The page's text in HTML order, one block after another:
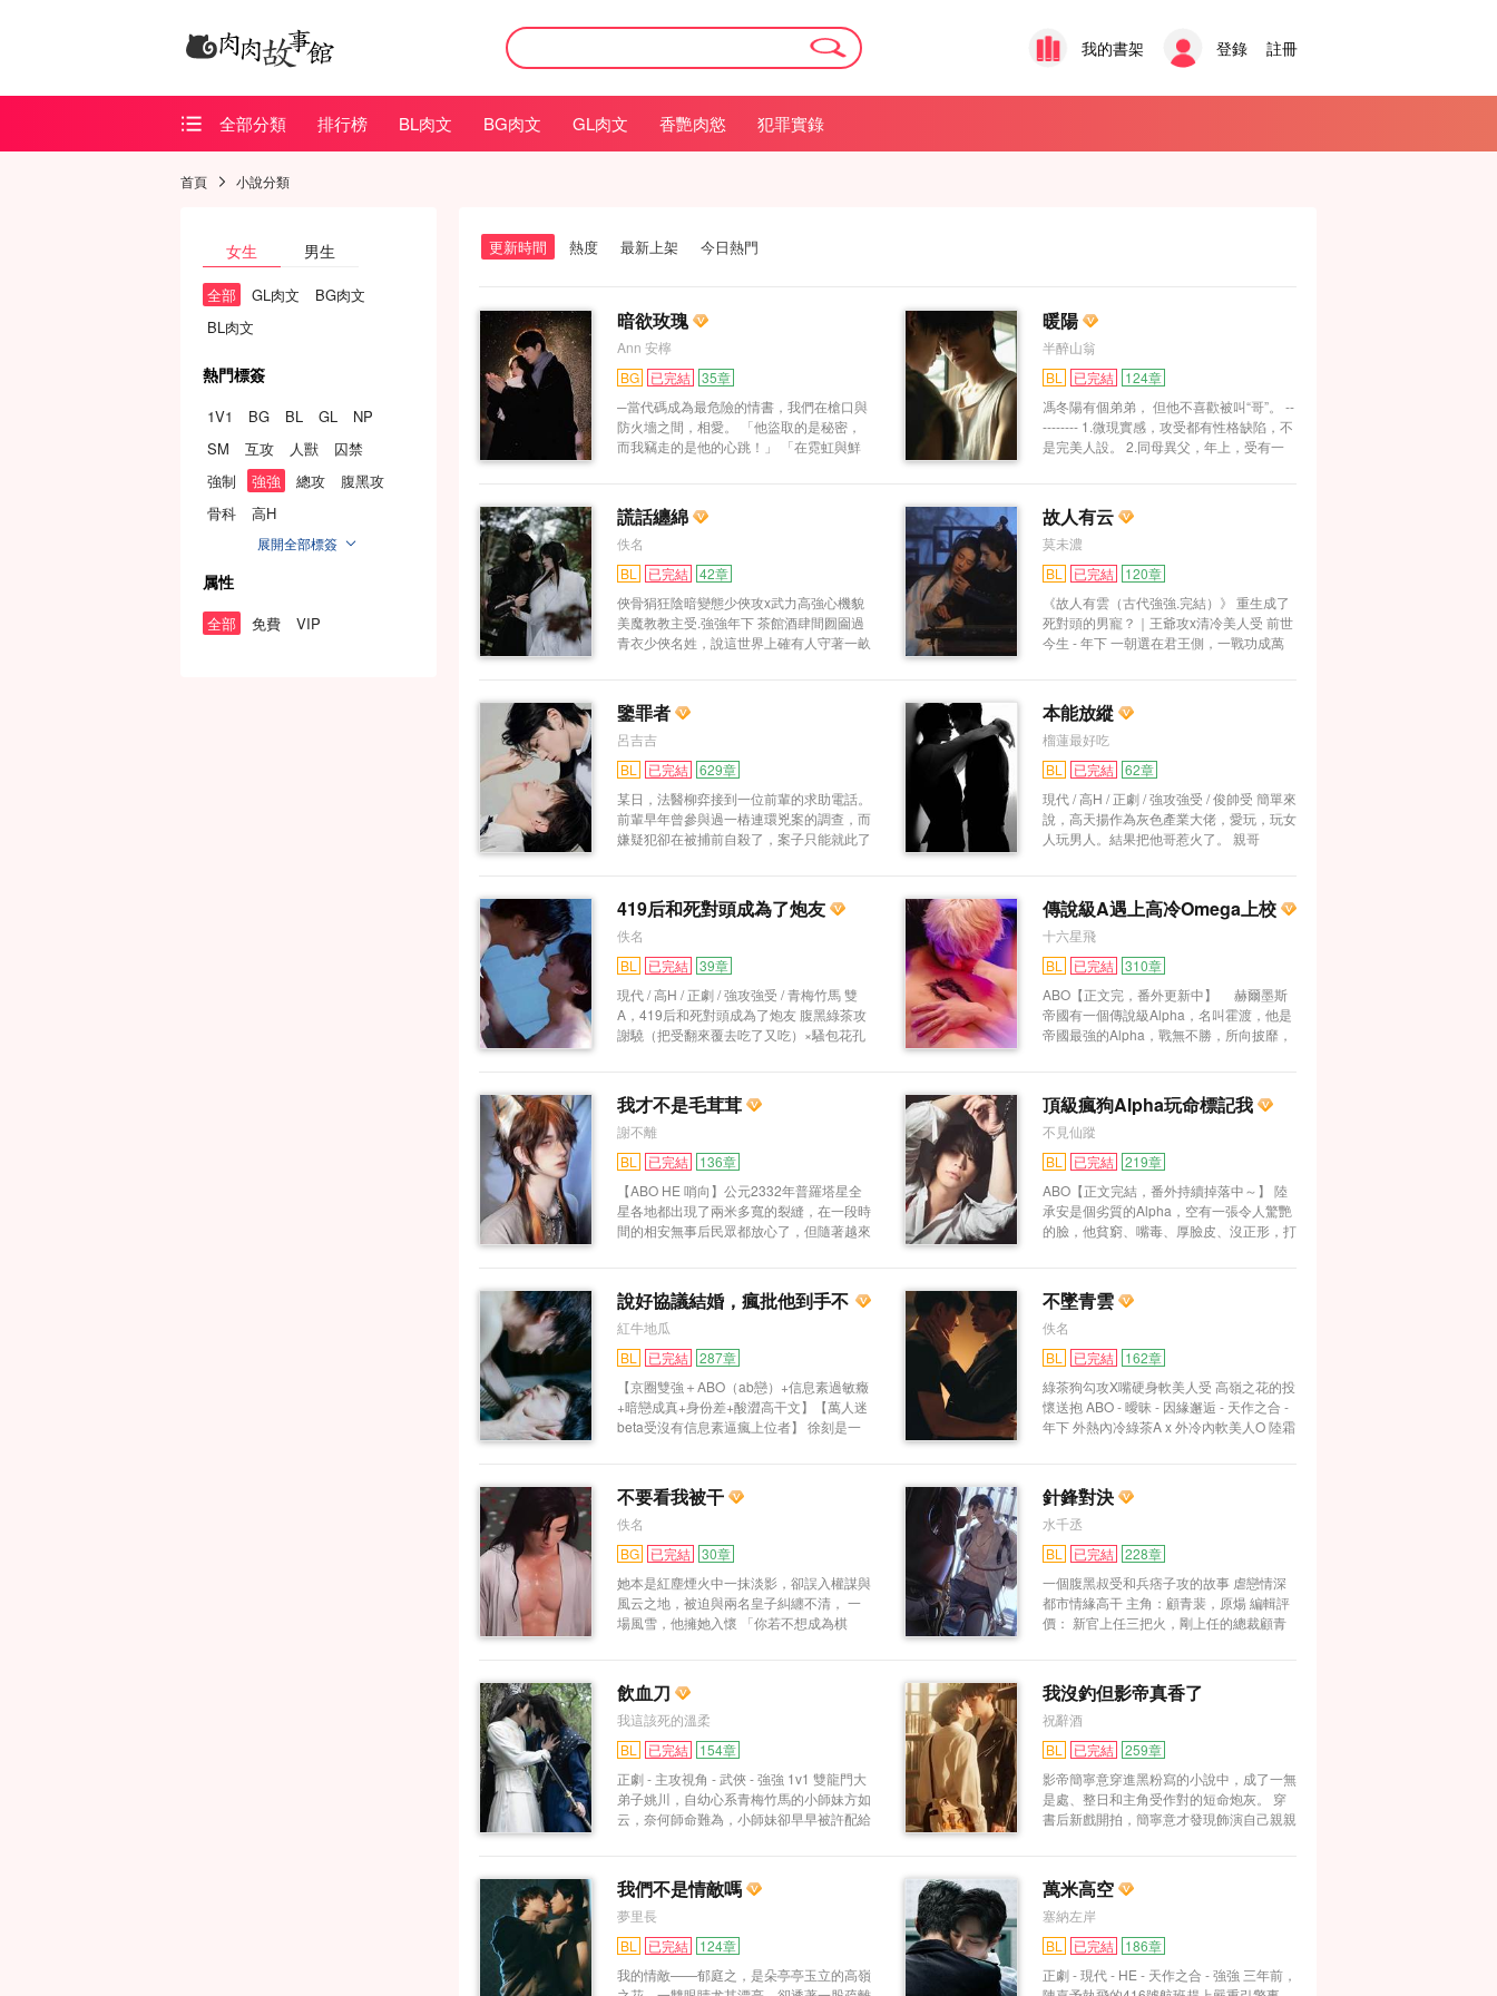
我的書架 登錄 註冊
全部分類
BL肉文
GL肉文
香艷肉慾
犯罪實錄
排行榜 BL肉文 BG肉文 GL肉文 香艷肉慾 犯罪實錄
首頁 小說分類
女生 男生
全部 GL肉文
BG肉文
BL肉文
熱門標簽
1V1 BG BL GL
NP
SM
互攻 人獸
囚禁
強制
強強 總攻
腹黑攻
骨科
高H
展開全部標簽
属性
全部 免費 VIP
更新時間 熱度 最新上架 今日熱門
暗欲玫瑰
Ann 安檸
BG
已完結 35章
─當代碼成為最危險的情書，我們在槍口與
防火墻之間，相愛。 「他盜取的是秘密，
而我竊走的是他的心跳！」 「在霓虹與鮮
他是黑道帝國最沉默的執劍者，用槍從不顫
抖，卻為一句未加密的「我愛你」繳械投
降。 當黑客邏輯遇上暴力浪漫， 當所有數
據都指向「危險」 「我們不是童話，是兩
條交錯的錯誤代碼...... 卻在崩潰的瞬間，看
見了星空！」 HBG強強
暖陽
半醉山翁
BL
已完結
124章
馮冬陽有個弟弟， 但他不喜歡被叫“哥”。 --
-------- 1.微現實感，攻受都有性格缺陷，不
是完美人設。 2.同母異父，年上，受有一
謊話纏綿
佚名
BL
已完結 42章
俠骨狷狂陰暗變態少俠攻x武力高強心機貌
美魔教教主受.強強年下 茶館酒肆間囫圇過
青衣少俠名姓，說這世界上確有人守著一畝
道，失蹤已久的魔教教主被鎖在夜裡，少俠
拉著對方在骯髒泥沼裡掙扎又縱情，把人情
善惡嚼爛，他瘋狂決絕地踏入黑夜，又在沐
浴更衣後等待天明。 血液流動的地牢為此
加冕，四野肅然，見證著這場囚禁與沉淪，
荒唐又迷幻。
故人有云
莫未濃
BL
已完結
120章
《故人有雲（古代強強.完結）》 重生成了
死對頭的男寵？｜王爺攻x清冷美人受 前世
今生 - 年下 一朝選在君王側，一戰功成萬
來年共飲梨花白。」 一朝生於帝王家，一
戰深藏功與名。 他是天樞的洛王，粵北荒
漠禦敵千裏不留名姓。 他說：「來日方
長，我可以教你怎麼喜歡我。」
————————————————————
當天啟少年丞相重生於天樞洛王府，前塵舊
夢與今世交錯。 上輩子只有一面之緣的洛
王沈君淮竟在他的忌日裡不遠萬裏而來，只
網，而這一次，他不再是一個人。 演技一
流王爺攻（沈君淮）x浴火重生清冷美人受
（唐霜凝） 閱讀說明書： 雙潔1v1（包括
受前世），劇情向，有肉（不多）
鑒罪者
呂吉吉
BL
已完結 629章
某日，法醫柳弈接到一位前輩的求助電話。
前輩早年曾參與過一樁連環兇案的調查，而
嫌疑犯卻在被捕前自殺了，案子只能就此了
年，無法參與調查，只能拜托柳弈幫忙。
然而柳弈去翻查舊案記錄的時候，卻赫然發
現鑒定報告和一批物證竟已丟失。 同時，
他也收到了前輩突遭意外而亡的噩耗。 一
周后，一個匿名包裹寄到了柳弈手上。 包
裹中竟是那份“遺失”的鑒定報告。 === 戚山
雨：“柳哥，你打算怎麼辦？” 柳弈：“既然
讓我知道了，那就查下去吧。” === 柳主任
悶騷純情刑警攻×高學歷高智商壞心眼法醫
受，不逆。
本能放縱
榴蓮最好吃
BL
已完結 62章
現代 / 高H / 正劇 / 強攻強受 / 俊帥受 簡單來
說，高天揚作為灰色產業大佬，愛玩，玩女
人玩男人。結果把他哥惹火了。 親哥
受 骨科 強強 高干 年上 沉迷開車的劇
情文。 陸吟：“你真是天生招人操。”
419后和死對頭成為了炮友
佚名
BL
已完結 39章
現代 / 高H / 正劇 / 強攻強受 / 青梅竹馬 雙
A，419后和死對頭成為了炮友 腹黑綠茶攻
謝驍（把受翻來覆去吃了又吃）×騷包花孔
衣服到處撩人，什麼都不做什麼就是玩。
一次醉酒，安洺和死對頭419。安洺倒也沒
覺得有什麼，但是死對頭卻找上門來。 安
洺：要不做炮友吧，不過你技術不太行，要
多練練。 本意是調侃，沒想到謝驍一口答
應下來。安洺被死對頭壓著做了一次又一
次。 終于有一天，玩著玩著安洺發現自己
好像對死對頭上了心。 這哪行啊，他是絕
死對頭看到安洺在會所找鴨，一氣之下謝驍
把安洺抱走將人翻來覆去的操。 這里被人
碰過了，這里也是！ 一場情事結束，安洺
身上沒一塊好肉。 第二天，安洺醒來就發
滿意嗎？我多練練，讓你的騷穴每天都灌滿
老公的精液好不好？這樣除了我誰都沒辦法
滿足你了。” 安洺：“你不要過來啊！”（一
我的金主，番外隨機掉落。
傳說級A遇上高冷Omega上校
十六星飛
BL
已完結 310章
ABO【正文完，番外更新中】 赫爾墨斯
帝國有一個傳說級Alpha，名叫霍渡，他是
帝國最強的Alpha，戰無不勝，所向披靡，
有人能駕馭。 可惜，一次意外后，他失蹤
了，他的機甲也淪為一坨廢鐵。 宴玨曾作
為志愿者去整理過霍渡遺物。那天風和日
麗，十七歲的宴玨平靜地看完了霍渡波瀾壯
闊的一生。 在那之后，宴玨知道自己愛上
了一個早就不存于世的人。 - 某天，霍渡一
睜眼，發現自己穿越到了兩百年后，自己成
了帝國傳說級Alpha，只是沒人信他是歷史
各項身體機能不輸Alpha的Omega，也是當
今赫爾墨斯帝國權利與財富的象征。 據說
宴玨的理想型是那位傳說級Alpha。 霍渡：
嗨，老婆。 他開始思考怎麼才能把這個大
異的男人笑著出現在宴玨眼前。 霍渡：宴
上校，你好，我叫霍渡。 宴玨蹙眉掃了他
一眼，眼神厭惡。 后來霍渡才知道，有人
生帥臉成缺點了。 但他不死心，而且臉皮
厚，對宴玨明撩暗撩不撒手。 - 外敵突襲，
宴玨所在的飛行器被劫持。就在生死一線之
間，那架沉睡了整整兩百年的機甲猛然覺
醒，轟鳴聲響徹蒼穹，直沖敵軍陣地。巨大
的機械臂揮舞，火力鋪天蓋地，如同當年那
樣所向披靡，敵方機甲在瞬間化為廢鐵，毫
無反抗之力。 霍渡在眾人驚訝的目光中緩
揚：“怎麼樣，你男人帥吧！” 【閱讀指南】
1、吊兒郎當顏控戰神攻X冷酷美艷高嶺之
箭頭
我才不是毛茸茸
謝不離
BL
已完結
136章
【ABO HE 哨向】公元2332年普羅塔星全
星各地都出現了兩米多寬的裂縫，在一段時
間的相安無事后民眾都放心了，但隨著越來
塔」來安置哨兵和向導。 在公元2360年，
一只只未確認生物從裂縫里爬出來，普羅塔
政府將其統稱為「變異獸」。 哨兵和向導
被「白塔」安排去處理出現的「變異獸」。
邵瑯真是服了，怎麼和他有百分之九十九匹
配度的向導只是個F級的向導？！ 開玩笑，
他邵瑯可是個S級哨兵，而且是「BML-白
塔」的最年輕首席哨兵，那個叫沈言宙的低
做完還摸著邵瑯的精神體，那只北美灰狼
說，“毛茸茸的，好可愛。” 是在單純說邵瑯
的精神體麼…… 邵瑯炸毛了。 什麼毛茸
茸，他才不是毛茸茸。 眼高于頂傲慢自大
貍精攻
頂級瘋狗Alpha玩命標記我
不見仙蹤
BL
已完結 219章
ABO【正文完結，番外持續掉落中～】 陸
承安是個劣質的Alpha，空有一張令人驚艷
的臉，他貧窮、嘴毒、厚臉皮、沒正形，打
造麻煩的，是和他同為Alpha的發小景尚。
兩人雖從小一塊兒長大，但是景尚高貴、紳
士，分化等級特別高，連頭發絲都散發著耀
眼奪目的光芒，是人人都想攀附的權貴少
爺。 陸承安最喜歡自己這個發小了，每天
打完架逃完學，剩下的所有時間就是追在景
尚屁股后面瘋狂求愛。 他嘴角帶著淤青，
吊兒郎當地捧著鮮花，笑說：“景哥等等
馬首是瞻。” “我這輩子就非你不可，景哥瞅
我一眼～” 從情竇初開的十三四歲，到成年
十八歲，陸承安鍥而不舍堅韌不拔，換來的
卻是景尚愈發的厭惡和冷漠。 同陸承安的
他覺得和這樣的人一塊兒長大是件很丟臉的
事，更覺得每天追著他恬不知恥求愛的陸承
安是犯賤。 景尚的嫌惡態度所有人都看在
天，景尚莫名其妙地聽到了陸承安的心聲。
本以為會聽到這人更濃烈的愛意，誰知陸承
安心里說：“我腦子被驢踢了才會喜歡景尚
這個傻嗶，他被我惡心到的樣子好好笑。”
“學長好帥啊，景狗怎麼能和他比呢。” “跟
景狗多待了會兒，學長一直在看我誒，好喜
歡他想干我的眼神，欲擒故縱果然有用，哈
哈。” “和學長接吻好爽。” “......” 景尚發現，
的。 距離真相越近，景尚的拳頭握得越
緊，他目光陰翳地瞪著陸承安，暴怒得渾身
恐怖，猩紅著眼睛像一條瘋狗。 PS：雙
A，狗血
說好協議結婚，瘋批他到手不
放人
紅牛地瓜
BL
已完結 287章
【京圈雙強＋ABO（ab戀）+信息素過敏癥
+暗戀成真+身份差+酸澀高干文】【萬人迷
beta受沒有信息素逼瘋上位者】 徐刻是一
舵者，身份尊貴，卻患有罕見的Omega腺
體激素過敏癥，只能與Beta親近。 成為紀
柏臣的妻子，是徐刻自薦的。 他暗戀紀柏
臣多時，見面第二次，他就向紀柏臣求婚
了。 紀柏臣：“給我一個非你不可的理由。”
徐刻：“我乖。” 徐刻說他乖，身上的Alpha
信息素卻每天都不重樣，徐刻對此毫不知
情。 直到隱忍多時的紀柏臣憤怒地掐著徐
不墜青雲
佚名
BL
已完結
162章
綠茶狗勾攻X嘴硬身軟美人受 高嶺之花的投
懷送抱 ABO - 曖昧 - 因緣邂逅 - 天作之合 -
年下 外熱內冷綠茶A x 外冷內軟美人O 陸霜
子本不該有任何交集。 但此刻，那只高傲
的白鶴在他面前低下頭，說自己已經覬覦他
很久了…… （正文完結，番外待更）
————————————————————————————
狗男男表面作對、背地茍且，順道算計富
豪、手刃仇敵的非常規甜餅 架空近未來，
背景是大學校園+架空職場，涉及架空軍政
強強he
不要看我被干
佚名
BG
已完結 30章
她本是紅塵煙火中一抹淡影，卻誤入權謀與
風云之地，被迫與兩名皇子糾纏不清， 一
場風雪，他擁她入懷 「你若不想成為棋
下呢？」 于是兩人共舞于深宮之中，情與
權纏綿，欲與愛交鋒 他冷酷如刃，卻為她
一再破例 她溫婉似水，卻步步為營 當一場
皇權與深情的對弈落下最后一子 究竟誰醉
了紅塵？誰敗給愛情？ 古言穿越1v3，若喜
1v1勿入 穿越到前世的女主，擁有其前身全
部記憶 喜歡太子的人，可以留言告訴我，
我再寫一個平行時空成全女主和太子！ 高H
針鋒對決
水千丞
BL
已完結 228章
一個腹黑叔受和兵痞子攻的故事 虐戀情深
都市情緣高干 主角：顧青裴，原煬 編輯評
價： 新官上任三把火，剛上任的總裁顧青
硬兼施的開始收服這位火氣不小的太子爺。
原煬是個不愿下海經商的兵痞子，最看不得
顧青裴的裝逼精英樣， 更不服氣被他牽
制，處處與之作對，卻總落得下風。 偶然
的機會，原煬得知了顧青裴的秘密，于是計
上心頭…… 正所謂針尖兒對麥芒，針鋒相
對。商界精英顧總碰上桀驁不馴的兵痞子原
煬，是一場征服與對抗的比賽。 顧青裴，
感情沖突的爆發激烈，情節緊湊高潮迭起。
而主角們的心理描寫則是緩緩道來，精致細
膩，不顯拖沓。 一張一弛間獲得平衡。
飲血刀
我這該死的溫柔
BL
已完結
154章
正劇 - 主攻視角 - 武俠 - 強強 1v1 雙龍門大
弟子姚川，自幼心系青梅竹馬的小師妹方如
云，奈何師命難為，小師妹卻早早被許配給
意外糾纏不清。多年情敵，一朝炮友，兩人
的關系又該何去何從？ 主攻1v1 ，姚川×林
邑，正劇向
我沒釣但影帝真香了
祝辭酒
BL
已完結 259章
影帝簡寧意穿進黑粉寫的小說中，成了一無
是處、整日和主角受作對的短命炮灰。 穿
書后新戲開拍，簡寧意才發現飾演自己親親
祁玉，死纏爛打為之瘋狂，但祁玉如避蛇
蝎、厭煩至極。 過勞死的簡寧意看破紅
塵，只想養生，可祁玉不這麼想。 面對祁
玉防狼似的目光，簡寧意無動于衷，整日保
溫杯里泡紅棗，帽子秋褲大棉襖，到了下班
的點，絕不多留一秒。 ………… 面對簡寧
我們不是情敵嗎
夢里長
BL
已完結
124章
我的情敵——郁庭之，是朵亭亭玉立的高嶺
萬米高空
塞納左岸
BL
已完結
186章
正劇 - 現代 - HE - 天作之合 - 強強 三年前，